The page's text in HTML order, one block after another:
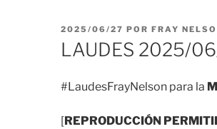
PUBLICADO
EL
2025/06/27 POR FRAY
LAUDES 2025/
#LaudesFrayNelson para la
[REPRODUCCIÓN